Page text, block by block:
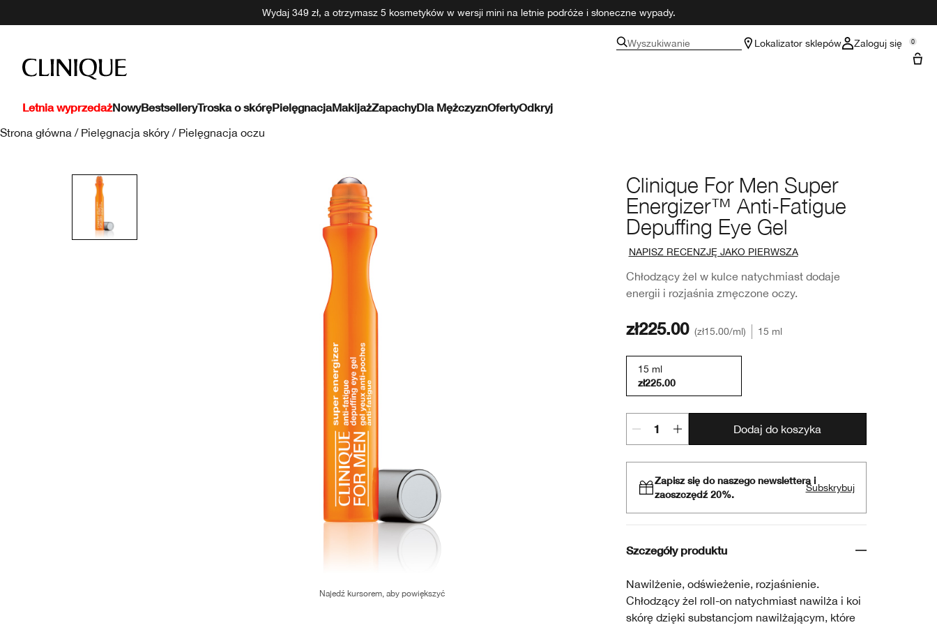
Wydaj 349 zł, a otrzymasz 5 kosmetyków w wersji mini na letnie podróże i słoneczne wypady.
Wyszukiwanie Lokalizator sklepów Zaloguj się 0
Letnia wyprzedażNowyBestselleryTroska o skóręPielęgnacjaMakijażZapachyDla MężczyznOfertyOdkryj
Strona główna / Pielęgnacja skóry / Pielęgnacja oczu
Clinique For Men Super
Energizer™ Anti-Fatigue
Depuffing Eye Gel
NAPISZ RECENZJĘ JAKO PIERWSZA
Chłodzący żel w kulce natychmiast dodaje
energii i rozjaśnia zmęczone oczy.
Najedź kursorem, aby powiększyć
zł225.00 zł15.00/ml 15 ml
15 ml
zł225.00
Dodaj do koszyka
Zapisz się do naszego newslettera i
zaoszczędź 20%.
Subskrybuj
Szczegóły produktu
Nawilżenie, odświeżenie, rozjaśnienie.
Chłodzący żel roll-on natychmiast nawilża i koi
skórę dzięki substancjom nawilżającym, które